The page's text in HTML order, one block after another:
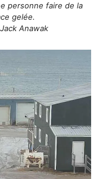
personne faire de la
gelée.
Anawak